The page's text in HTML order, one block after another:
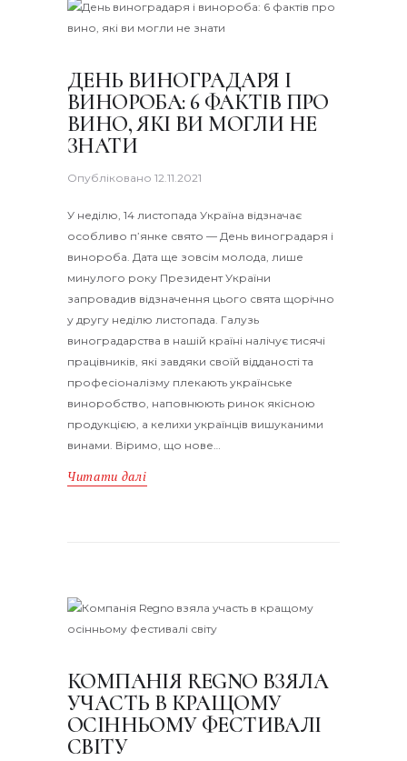
ДЕНЬ ВИНОГРАДАРЯ І
ВИНОРОБА: 6 ФАКТІВ ПРО
ВИНО, ЯКІ ВИ МОГЛИ НЕ
ЗНАТИ
Опубліковано 12.11.2021
У неділю, 14 листопада Україна відзначає
особливо п’янке свято — День виноградаря і
винороба. Дата ще зовсім молода, лише
минулого року Президент України
запровадив відзначення цього свята щорічно
у другу неділю листопада. Галузь
виноградарства в нашій країні налічує тисячі
працівників, які завдяки своїй відданості та
професіоналізму плекають українське
виноробство, наповнюють ринок якісною
продукцією, а келихи українців вишуканими
винами. Віримо, що нове…
Читати далі
КОМПАНІЯ REGNO ВЗЯЛА
УЧАСТЬ В КРАЩОМУ
ОСІННЬОМУ ФЕСТИВАЛІ
СВІТУ